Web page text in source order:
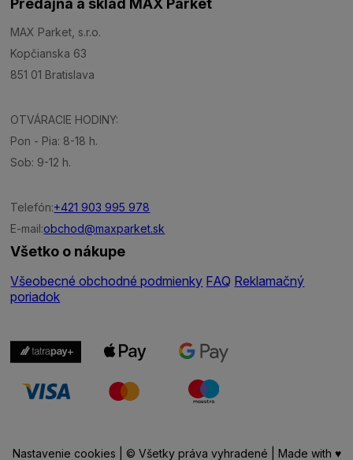
Predajňa a sklad MAX Parket
MAX Parket, s.r.o.
Kopčianska 63
851 01 Bratislava
OTVÁRACIE HODINY:
Pon - Pia: 8-18 h.
Sob: 9-12 h.
Telefón:+421 903 995 978
E-mail:obchod@maxparket.sk
Všetko o nákupe
Všeobecné obchodné podmienky FAQ Reklamačný
poriadok
Nastavenie cookies | © Všetky práva vyhradené | Made with ♥